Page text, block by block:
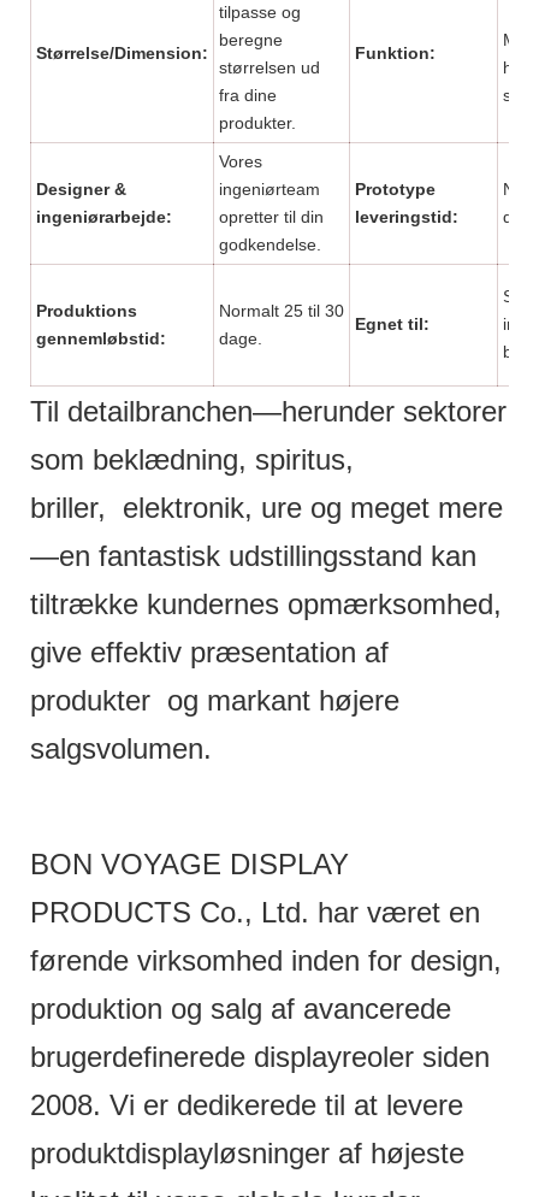
Størrelse/Dimension:
tilpasse og
beregne
størrelsen ud
fra dine
produkter.
Funktion:
høj
Designer &
ingeniørarbejde:
Vores
ingeniørteam
opretter til din
godkendelse.
Prototype
leveringstid:
Produktions
gennemløbstid:
Normalt 25 til 30
dage.
Egnet til:
Til detailbranchen—herunder sektorer
som beklædning, spiritus,
briller, elektronik, ure og meget mere
—en fantastisk udstillingsstand kan
tiltrække kundernes opmærksomhed,
give effektiv præsentation af
produkter og markant højere
salgsvolumen.
BON VOYAGE DISPLAY
PRODUCTS Co., Ltd. har været en
førende virksomhed inden for design,
produktion og salg af avancerede
brugerdefinerede displayreoler siden
2008. Vi er dedikerede til at levere
produktdisplayløsninger af højeste